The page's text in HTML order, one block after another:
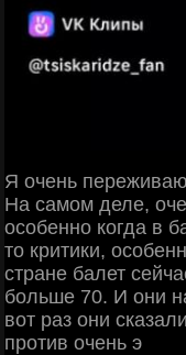
Я очень
На самом деле,
особенно когда в
то критики,
стране балет
больше 70. И они
вот раз они
против очень э